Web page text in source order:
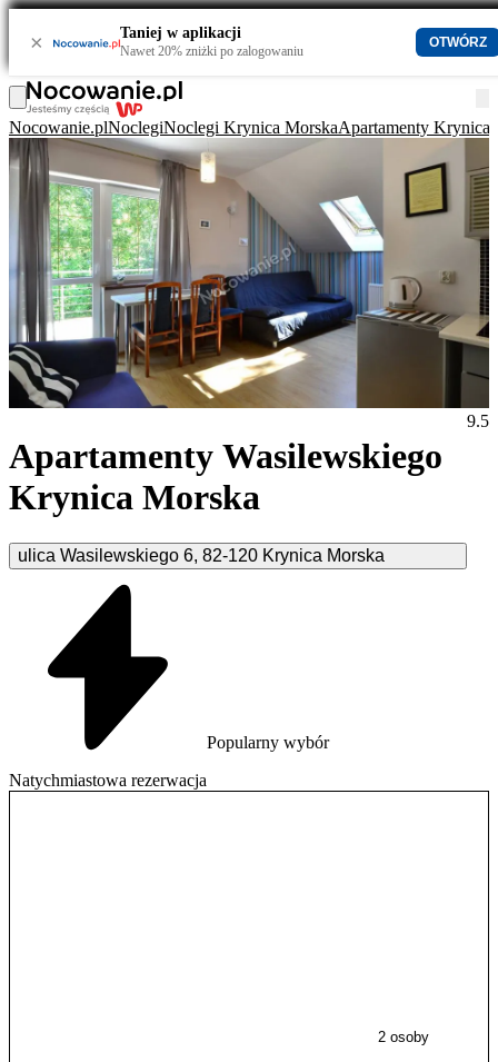
× Taniej w aplikacji
Nawet 20% zniżki po zalogowaniu
OTWÓRZ
Nocowanie.plNoclegiNoclegi Krynica MorskaApartamenty Krynica
Apartamenty Wasilewskiego
Krynica Morska
ulica Wasilewskiego 6, 82-120 Krynica Morska
9.5
Natychmiastowa rezerwacja
Popularny wybór
2 osoby